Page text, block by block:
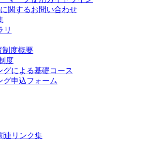
関するお問い合わせ
リ
制度概要
度
グによる基礎コース
グ申込フォーム
連リンク集